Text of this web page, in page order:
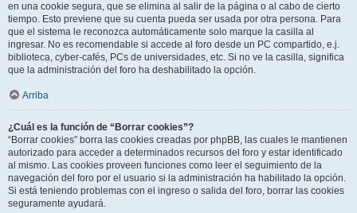
en una cookie segura, que se elimina al salir de la página o al cabo de cierto
tiempo. Esto previene que su cuenta pueda ser usada por otra persona. Para
que el sistema le reconozca automáticamente solo marque la casilla al
ingresar. No es recomendable si accede al foro desde un PC compartido, e.j.
biblioteca, cyber-cafés, PCs de universidades, etc. Si no ve la casilla, significa
que la administración del foro ha deshabilitado la opción.
Arriba
¿Cuál es la función de “Borrar cookies”?
“Borrar cookies” borra las cookies creadas por phpBB, las cuales le mantienen
autorizado para acceder a determinados recursos del foro y estar identificado
al mismo. Las cookies proveen funciones como leer el seguimiento de la
navegación del foro por el usuario si la administración ha habilitado la opción.
Si está teniendo problemas con el ingreso o salida del foro, borrar las cookies
seguramente ayudará.